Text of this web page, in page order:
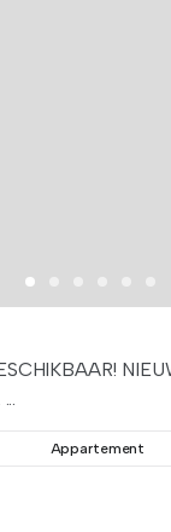
Appartement